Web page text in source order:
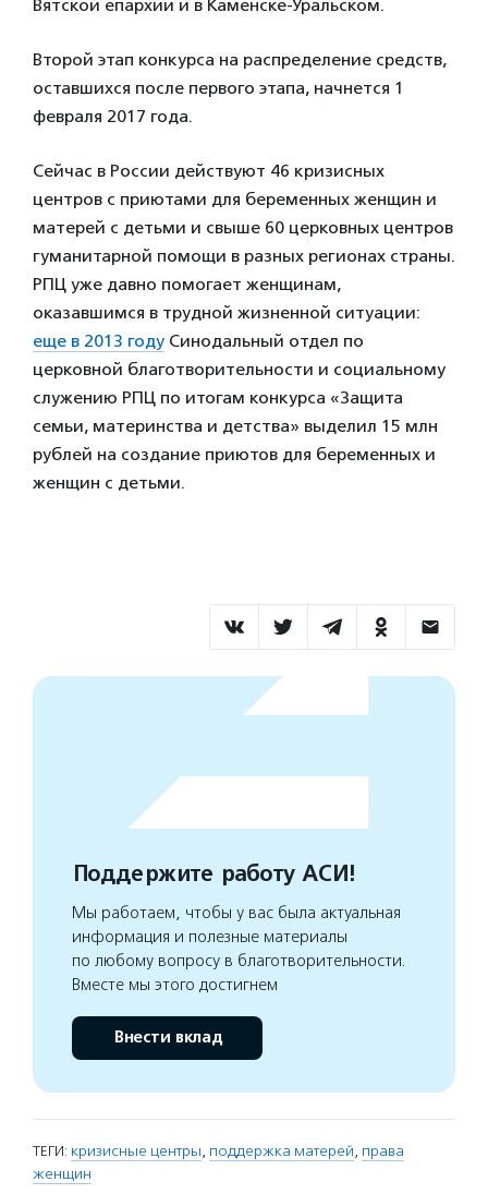
Вятской епархии и в Каменске-Уральском.
Второй этап конкурса на распределение средств,
оставшихся после первого этапа, начнется 1
февраля 2017 года.
Сейчас в России действуют 46 кризисных
центров с приютами для беременных женщин и
матерей с детьми и свыше 60 церковных центров
гуманитарной помощи в разных регионах страны.
РПЦ уже давно помогает женщинам,
оказавшимся в трудной жизненной ситуации:
еще в 2013 году Синодальный отдел по
церковной благотворительности и социальному
служению РПЦ по итогам конкурса «Защита
семьи, материнства и детства» выделил 15 млн
рублей на создание приютов для беременных и
женщин c детьми.
Поддержите работу АСИ!
Мы работаем, чтобы у вас была актуальная
информация и полезные материалы
по любому вопросу в благотворительности.
Вместе мы этого достигнем
Внести вклад
ТЕГИ: кризисные центры, поддержка матерей, права
женщин